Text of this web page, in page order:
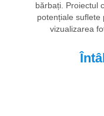
bărbați. Proiectul
potențiale suflete
vizualizarea